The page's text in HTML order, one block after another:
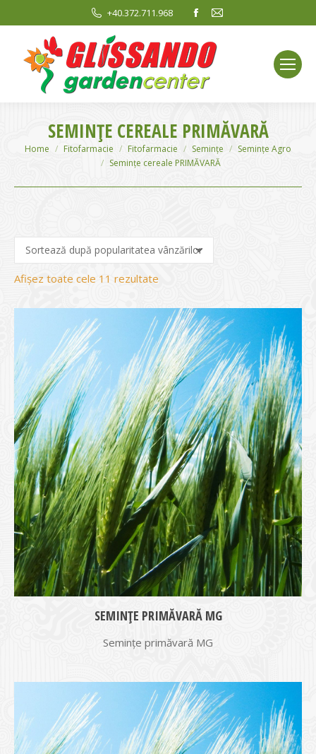
+40.372.711.968
Facebook
opens
in
new
window
Mail
window
SEMINȚE CEREALE PRIMĂVARĂ
You are here:
Home Fitofarmacie Fitofarmacie Semințe
Semințe Agro
Semințe cereale PRIMĂVARĂ
Afișez toate cele 11 rezultate
evaluarea
medie
SEMINȚE PRIMĂVARĂ MG
Semințe primăvară MG